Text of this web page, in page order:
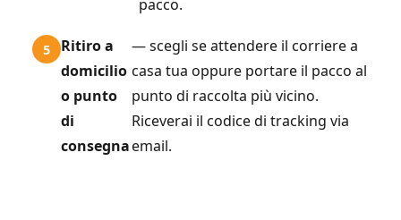
pacco.
Ritiro a
domicilio
o punto
di
consegna
— scegli se attendere il corriere a
casa tua oppure portare il pacco al
punto di raccolta più vicino.
Riceverai il codice di tracking via
email.